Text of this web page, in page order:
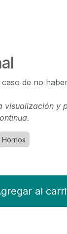
de no
visualización y
Hornos
al